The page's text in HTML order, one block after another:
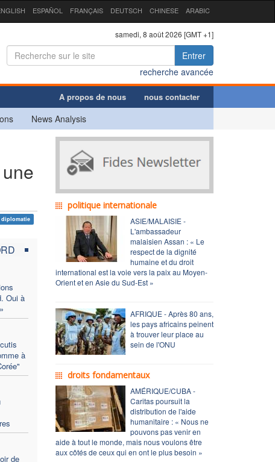
ESPAÑOL FRANÇAIS DEUTSCH CHINESE ARABIC
samedi, 8 août 2026 [GMT +1]
Entrer
recherche avancée
A propos de nous nous contacter
News Analysis
diplomatie
Oui à
à
de
politique internationale
ASIE/MALAISIE -
L'ambassadeur
malaisien Assan : « Le
respect de la dignité
humaine et du droit
international est la voie vers la paix au Moyen-
Orient et en Asie du Sud-Est »
AFRIQUE - Après 80 ans,
les pays africains peinent
à trouver leur place au
sein de l'ONU
droits fondamentaux
AMÉRIQUE/CUBA -
Caritas poursuit la
distribution de l'aide
humanitaire : « Nous ne
pouvons pas venir en
aide à tout le monde, mais nous voulons être
aux côtés de ceux qui en ont le plus besoin »